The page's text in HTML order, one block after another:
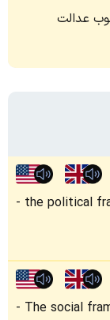
عدالت
the political
The social